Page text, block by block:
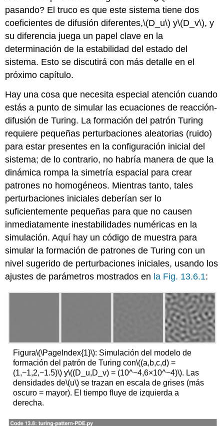
pasando? El truco es que este sistema tiene dos
coeficientes de difusión diferentes,\(D_u\) y\(D_v\), y
su diferencia juega un papel clave en la
determinación de la estabilidad del estado del
sistema. Esto se discutirá con más detalle en el
próximo capítulo.
Hay una cosa que necesita especial atención cuando
estás a punto de simular las ecuaciones de reacción-
difusión de Turing. La formación del patrón Turing
requiere pequeñas perturbaciones aleatorias (ruido)
para estar presentes en la configuración inicial del
sistema; de lo contrario, no habría manera de que la
dinámica rompa la simetría espacial para crear
patrones no homogéneos. Mientras tanto, tales
perturbaciones iniciales deberían ser lo
suficientemente pequeñas para que no causen
inmediatamente inestabilidades numéricas en la
simulación. Aquí hay un código de muestra para
simular la formación de patrones de Turing con un
nivel sugerido de perturbaciones iniciales, usando los
ajustes de parámetros mostrados en la Fig. 13.6.1:
Figura\(\PageIndex{1}\): Simulación del modelo de
formación del patrón de Turing con\((a,b,c,d) =
(1,−1,2,−1.5)\)y\((D_u,D_v) = (10^−4,6×10^−4)\). Las
densidades de\(u\)se trazan en escala de grises (más
oscuro = mayor). El tiempo fluye de izquierda a
derecha.